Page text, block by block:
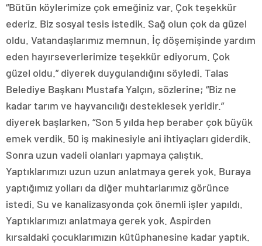
“Bütün köylerimize çok emeğiniz var. Çok teşekkür
ederiz. Biz sosyal tesis istedik. Sağ olun çok da güzel
oldu. Vatandaşlarımız memnun. İç döşemişinde yardım
eden hayırseverlerimize teşekkür ediyorum. Çok
güzel oldu.” diyerek duygulandığını söyledi. Talas
Belediye Başkanı Mustafa Yalçın, sözlerine; “Biz ne
kadar tarım ve hayvancılığı desteklesek yeridir.”
diyerek başlarken, “Son 5 yılda hep beraber çok büyük
emek verdik. 50 iş makinesiyle ani ihtiyaçları giderdik.
Sonra uzun vadeli olanları yapmaya çalıştık.
Yaptıklarımızı uzun uzun anlatmaya gerek yok. Buraya
yaptığımız yolları da diğer muhtarlarımız görünce
istedi. Su ve kanalizasyonda çok önemli işler yapıldı.
Yaptıklarımızı anlatmaya gerek yok. Aspirden
kırsaldaki çocuklarımızın kütüphanesine kadar yaptık.